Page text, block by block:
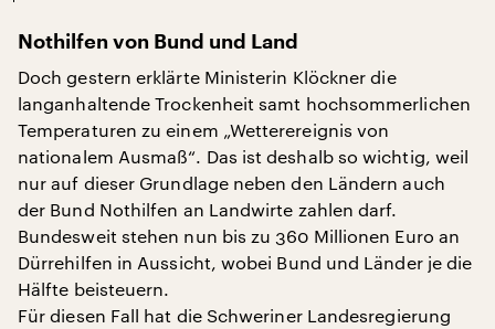
Nothilfen von Bund und Land
Doch gestern erklärte Ministerin Klöckner die
langanhaltende Trockenheit samt hochsommerlichen
Temperaturen zu einem „Wetterereignis von
nationalem Ausmaß“. Das ist deshalb so wichtig, weil
nur auf dieser Grundlage neben den Ländern auch
der Bund Nothilfen an Landwirte zahlen darf.
Bundesweit stehen nun bis zu 360 Millionen Euro an
Dürrehilfen in Aussicht, wobei Bund und Länder je die
Hälfte beisteuern.
Für diesen Fall hat die Schweriner Landesregierung